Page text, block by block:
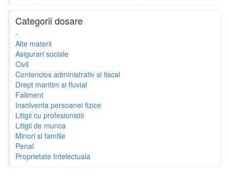
Categorii dosare
-
Alte materii
Asigurari sociale
Civil
Contencios administrativ si fiscal
Drept maritim si fluvial
Faliment
Insolventa persoanei fizice
Litigii cu profesionistii
Litigii de munca
Minori si familie
Penal
Proprietate Intelectuala